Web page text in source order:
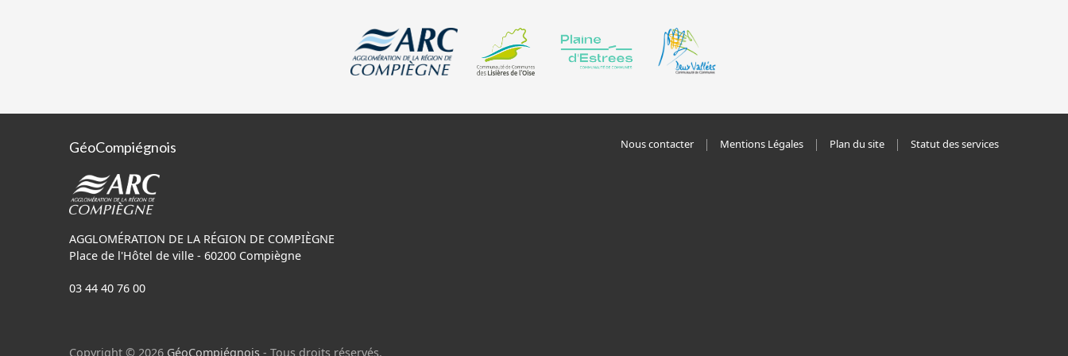
GéoCompiégnois
AGGLOMÉRATION DE LA RÉGION DE COMPIÈGNE
Place de l'Hôtel de ville - 60200 Compiègne
03 44 40 76 00
Nous contacter Mentions Légales Plan du site Statut des services
Copyright © 2026 GéoCompiégnois - Tous droits réservés.